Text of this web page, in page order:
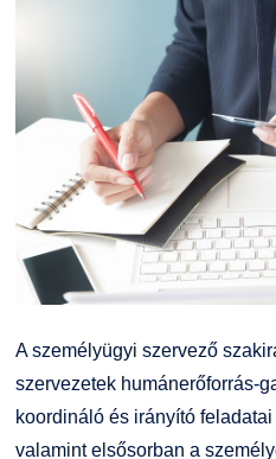
A személyügyi szervező
szervezetek humánerőforrás-
koordináló és irányító
valamint elsősorban a